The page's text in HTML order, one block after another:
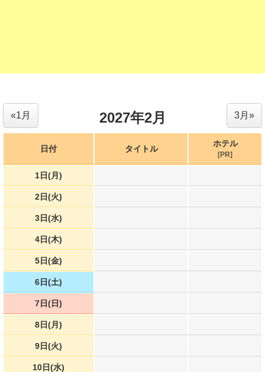
2027年2月 3月»
«1月
日付 タイトル
ホテル
[PR]
1日(月)
2日(火)
3日(水)
4日(木)
5日(金)
6日(土)
7日(日)
8日(月)
9日(火)
10日(水)